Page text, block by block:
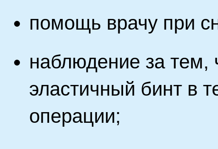
помощь врачу при
наблюдение за тем,
эластичный бинт в
операции;